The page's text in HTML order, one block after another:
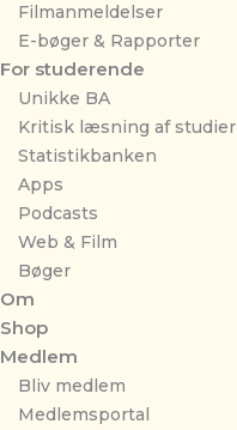
Filmanmeldelser
E-bøger & Rapporter
For studerende
Unikke BA
Kritisk læsning af studier
Statistikbanken
Apps
Podcasts
Web & Film
Bøger
Om
Shop
Medlem
Bliv medlem
Medlemsportal